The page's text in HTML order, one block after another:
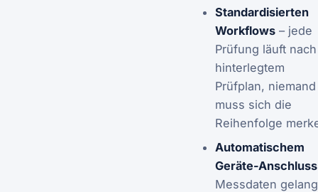
Standardisierten
Workflows– jede
Prüfung läuft nach
hinterlegtem
Prüfplan, niemand
muss sich die
Reihenfolge
Automatischem
Geräte-Anschluss
Messdaten